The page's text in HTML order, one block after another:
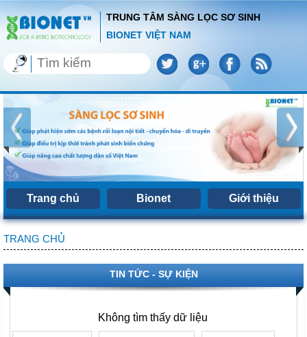
TRUNG TÂM SÀNG LỌC SƠ SINH
BIONET VIỆT NAM
Trang chủ Bionet Giới thiệu
TRANG CHỦ
TIN TỨC - SỰ KIỆN
Không tìm thấy dữ liệu